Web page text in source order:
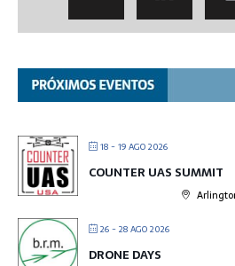
18 - 19 AGO 2026
COUNTER UAS SUMMIT
26 - 28 AGO 2026
DRONE DAYS